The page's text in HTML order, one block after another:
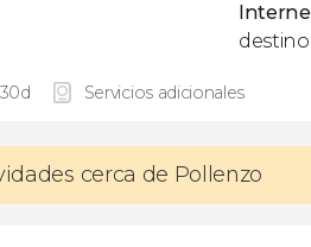
Servicios adicionales
cerca de Pollenzo